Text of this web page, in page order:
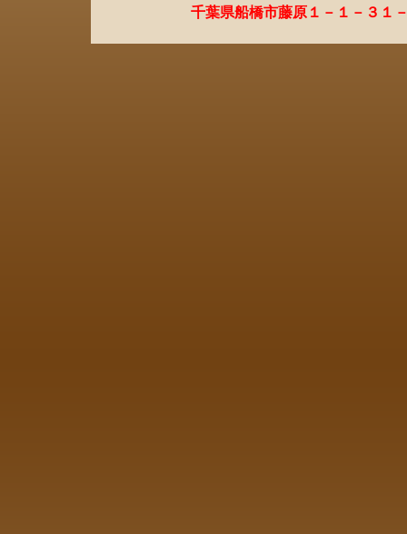
千葉県船橋市藤原１－１－３１